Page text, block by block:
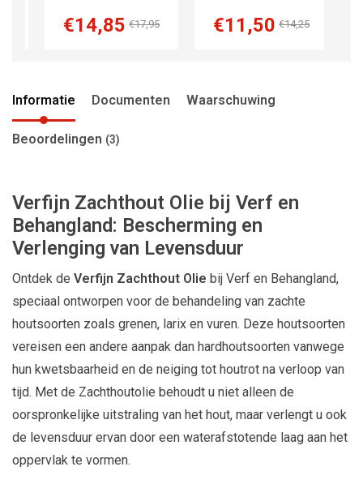
€14,85 €17,95 €11,50 €14,25
Informatie Documenten Waarschuwing
Beoordelingen (3)
Verfijn Zachthout Olie bij Verf en
Behangland: Bescherming en
Verlenging van Levensduur
Ontdek de Verfijn Zachthout Olie bij Verf en Behangland,
speciaal ontworpen voor de behandeling van zachte
houtsoorten zoals grenen, larix en vuren. Deze houtsoorten
vereisen een andere aanpak dan hardhoutsoorten vanwege
hun kwetsbaarheid en de neiging tot houtrot na verloop van
tijd. Met de Zachthoutolie behoudt u niet alleen de
oorspronkelijke uitstraling van het hout, maar verlengt u ook
de levensduur ervan door een waterafstotende laag aan het
oppervlak te vormen.